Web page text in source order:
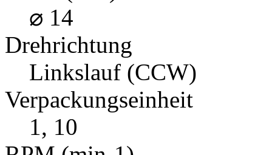
⌀ 14
Drehrichtung
Linkslauf (CCW)
Verpackungseinheit
1, 10